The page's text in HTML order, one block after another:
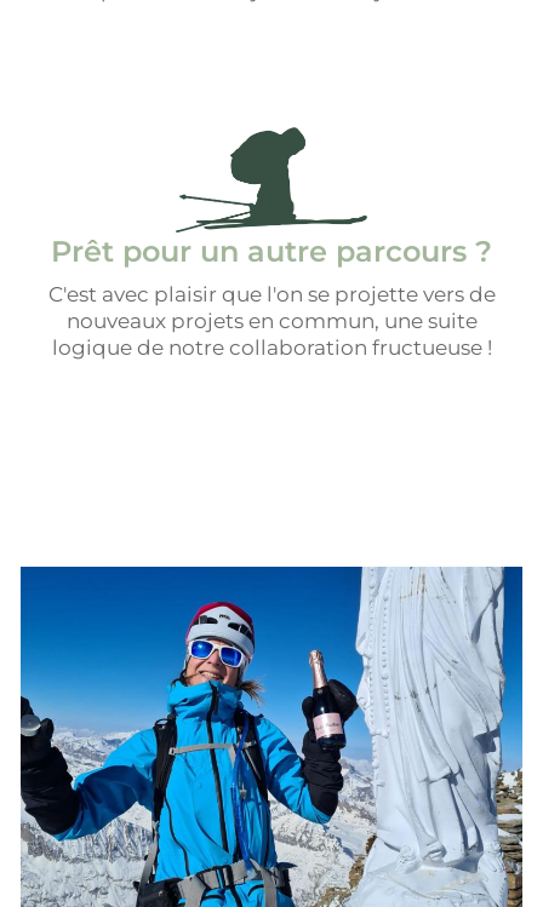
Prêt pour un autre parcours ?
C'est avec plaisir que l'on se projette vers de
nouveaux projets en commun, une suite
logique de notre collaboration fructueuse !